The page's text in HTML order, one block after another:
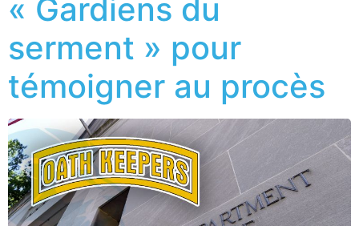
« Gardiens du
serment » pour
témoigner au procès